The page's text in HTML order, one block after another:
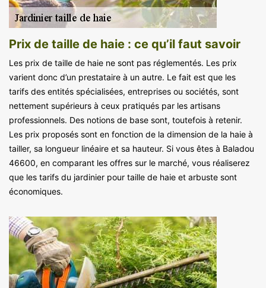
Prix de taille de haie : ce qu’il faut savoir
Les prix de taille de haie ne sont pas réglementés. Les prix
varient donc d’un prestataire à un autre. Le fait est que les
tarifs des entités spécialisées, entreprises ou sociétés, sont
nettement supérieurs à ceux pratiqués par les artisans
professionnels. Des notions de base sont, toutefois à retenir.
Les prix proposés sont en fonction de la dimension de la haie à
tailler, sa longueur linéaire et sa hauteur. Si vous êtes à Baladou
46600, en comparant les offres sur le marché, vous réaliserez
que les tarifs du jardinier pour taille de haie et arbuste sont
économiques.